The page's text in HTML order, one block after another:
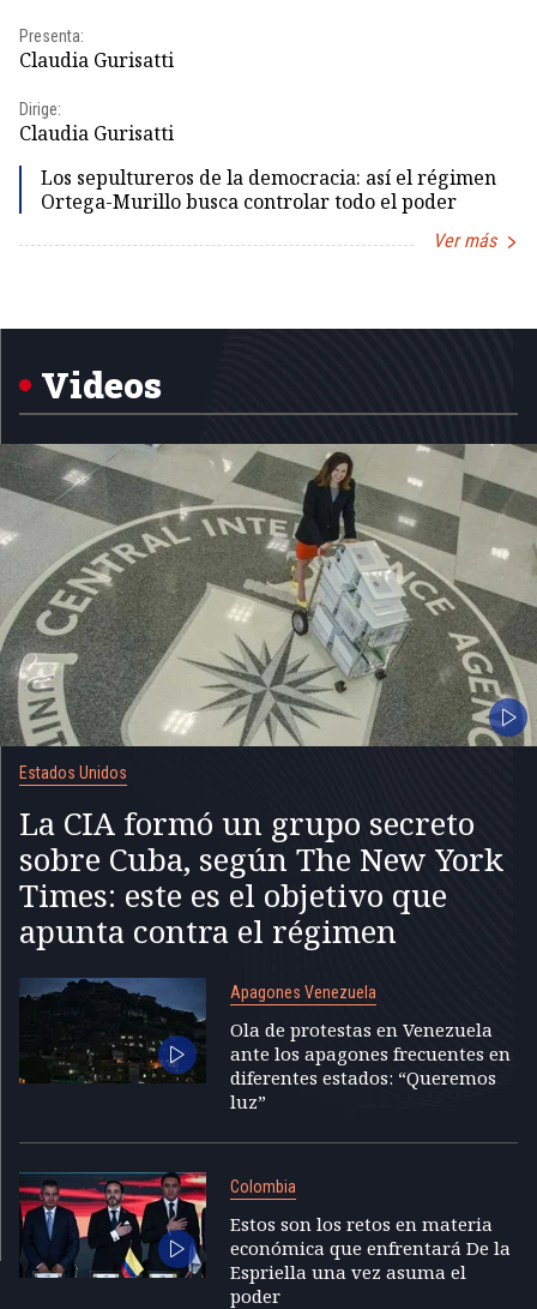
Presenta:
Claudia Gurisatti
Dirige:
Claudia Gurisatti
Los sepultureros de la democracia: así el régimen
Ortega-Murillo busca controlar todo el poder
Ver más
5
Videos
Estados Unidos
La CIA formó un grupo secreto
sobre Cuba, según The New York
Times: este es el objetivo que
apunta contra el régimen
Apagones Venezuela
Ola de protestas en Venezuela
ante los apagones frecuentes en
diferentes estados: “Queremos
luz”
Colombia
Estos son los retos en materia
económica que enfrentará De la
Espriella una vez asuma el
poder